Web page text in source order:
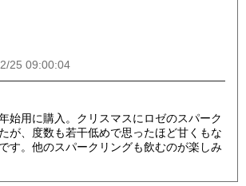
25 09:00:04
始用に購入。クリスマスにロゼのスパーク
が、度数も若干低めで思ったほど甘くもな
す。他のスパークリングも飲むのが楽しみ